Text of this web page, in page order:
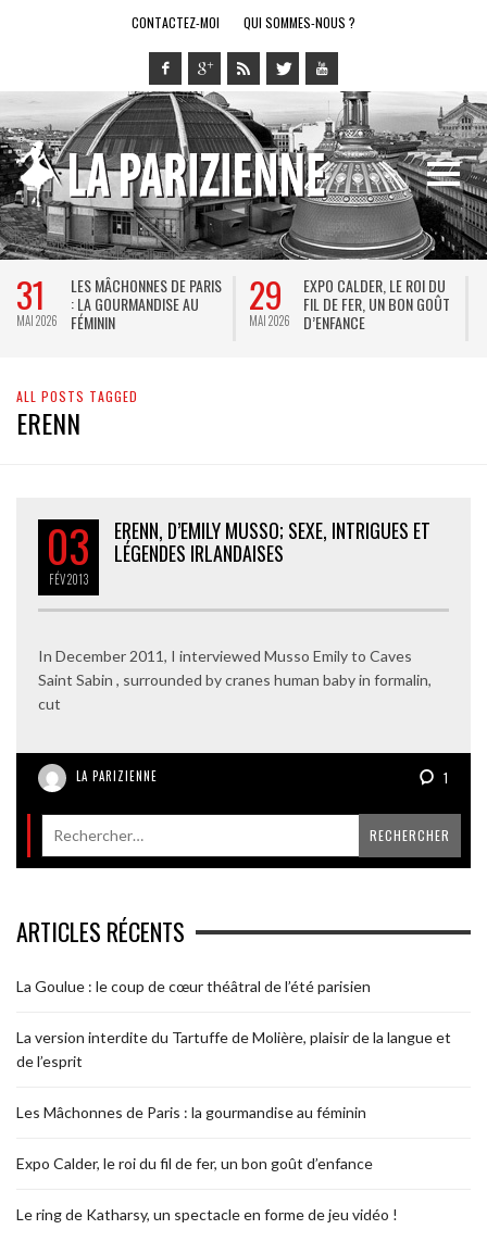
CONTACTEZ-MOI QUI SOMMES-NOUS ?
31
MAI 2026
LES MÂCHONNES DE PARIS
: LA GOURMANDISE AU
FÉMININ
29
MAI 2026
EXPO CALDER, LE ROI DU
FIL DE FER, UN BON GOÛT
D’ENFANCE
ALL POSTS TAGGED
ERENN
03
FÉV2013
ERENN, D’EMILY MUSSO; SEXE, INTRIGUES ET
LÉGENDES IRLANDAISES
In December 2011, I interviewed Musso Emily to Caves
Saint Sabin , surrounded by cranes human baby in formalin,
cut
LA PARIZIENNE 1
ARTICLES RÉCENTS
La Goulue : le coup de cœur théâtral de l’été parisien
La version interdite du Tartuffe de Molière, plaisir de la langue et
de l’esprit
Les Mâchonnes de Paris : la gourmandise au féminin
Expo Calder, le roi du fil de fer, un bon goût d’enfance
Le ring de Katharsy, un spectacle en forme de jeu vidéo !